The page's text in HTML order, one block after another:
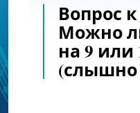
Вопрос
Можно
на 9 или
(слышно